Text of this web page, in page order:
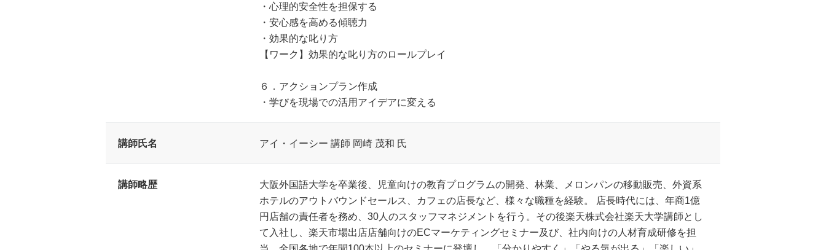
・心理的安全性を担保する
・安心感を高める傾聴力
・効果的な叱り方
【ワーク】効果的な叱り方のロールプレイ
６．アクションプラン作成
・学びを現場での活用アイデアに変える
講師氏名 アイ・イーシー 講師 岡崎 茂和 氏
講師略歴
大阪外国語大学を卒業後、児童向けの教育プログラムの開発、林業、メロンパンの移動販売、外資系
ホテルのアウトバウンドセールス、カフェの店長など、様々な職種を経験。 店長時代には、年商1億
円店舗の責任者を務め、30人のスタッフマネジメントを行う。その後楽天株式会社楽天大学講師とし
て入社し、楽天市場出店店舗向けのECマーケティングセミナー及び、社内向けの人材育成研修を担